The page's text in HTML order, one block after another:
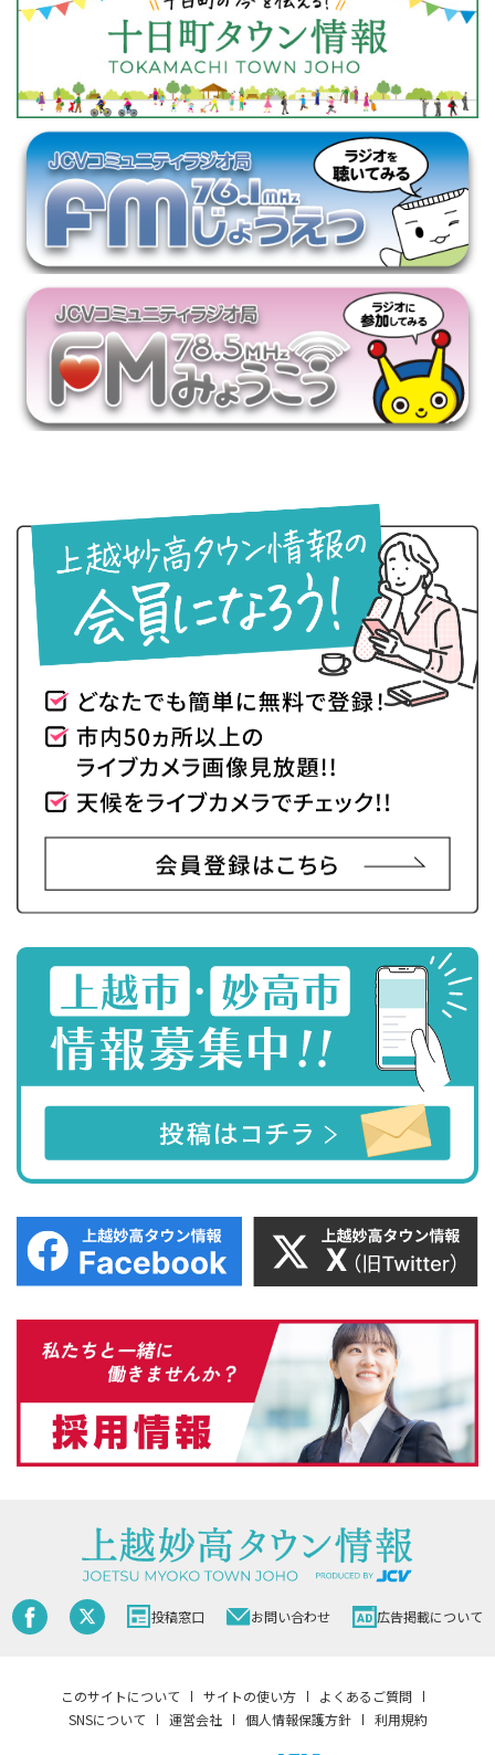
投稿窓口 お問い合わせ 広告掲載について
このサイトについて サイトの使い方
よくあるご質問
SNSについて
運営会社 個人情報保護方針 利用規約